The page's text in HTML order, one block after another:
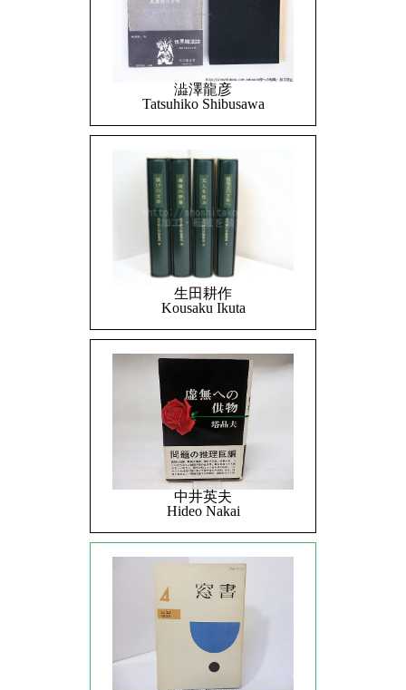
澁澤龍彦
Tatsuhiko Shibusawa
生田耕作
Kousaku Ikuta
中井英夫
Hideo Nakai